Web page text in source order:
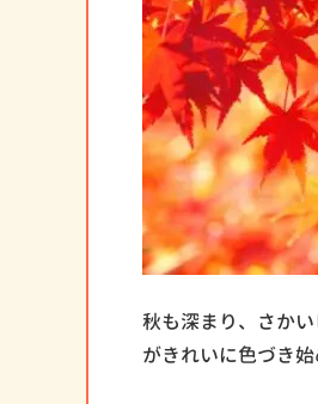
秋も深まり、さか
がきれいに色づき